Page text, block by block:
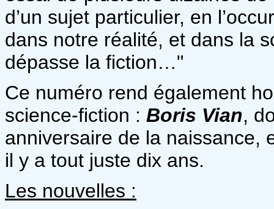
d’un sujet particulier, en
dans notre réalité, et dans la
dépasse la fiction…"
Ce numéro rend également
science-fiction : Boris Vian,
anniversaire de la naissance,
il y a tout juste dix ans.
Les nouvelles :